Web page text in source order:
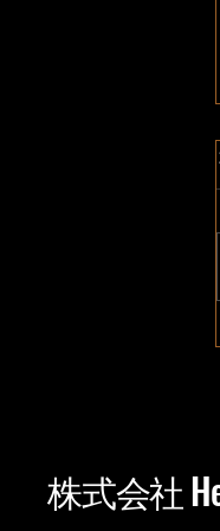
株式会社